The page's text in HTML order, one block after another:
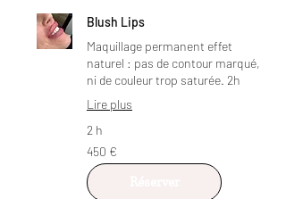
Blush Lips
Maquillage permanent effet
naturel : pas de contour marqué,
ni de couleur trop saturée. 2h
Lire plus
2 h
450
euros
450 €